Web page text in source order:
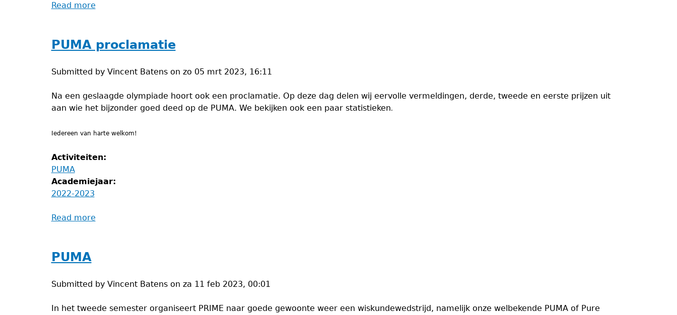
Read more
2023
PUMA proclamatie
Submitted by Vincent Batenson zo 05 mrt 2023, 16:11
Na een geslaagde olympiade hoort ook een proclamatie. Op deze dag delen wij eervolle vermeldingen, derde, tweede en eerste prijzen uit
aan wie het bijzonder goed deed op de PUMA. We bekijken ook een paar statistieken.
Iedereen van harte welkom!
Activiteiten:
PUMA
Academiejaar:
2022-2023
Read more
PUMA
Submitted by Vincent Batenson za 11 feb 2023, 00:01
In het tweede semester organiseert PRIME naar goede gewoonte weer een wiskundewedstrijd, namelijk onze welbekende PUMA of Pure